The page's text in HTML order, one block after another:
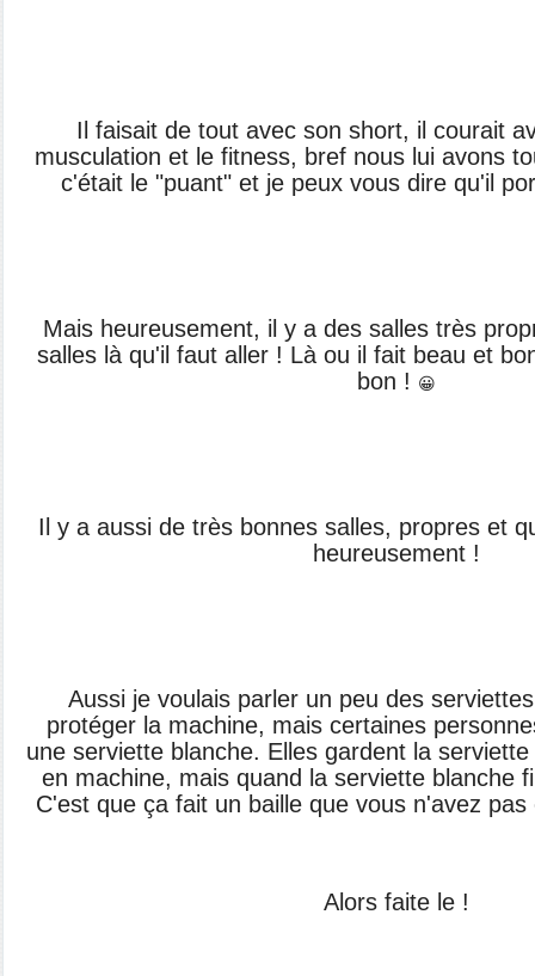
Il faisait de tout avec son short, il courait
musculation et le fitness, bref nous lui avons
c'était le "puant" et je peux vous dire qu'il
Mais heureusement, il y a des salles très
salles là qu'il faut aller ! Là ou il fait beau et
bon ! 😀
Il y a aussi de très bonnes salles, propres et
heureusement !
Aussi je voulais parler un peu des
protéger la machine, mais certaines
une serviette blanche. Elles gardent la
en machine, mais quand la serviette blanche
C'est que ça fait un baille que vous n'avez
Alors faite le !